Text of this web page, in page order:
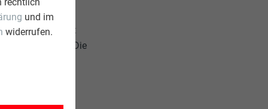
und im
widerrufen.
der
gemacht
es bis heute. Die